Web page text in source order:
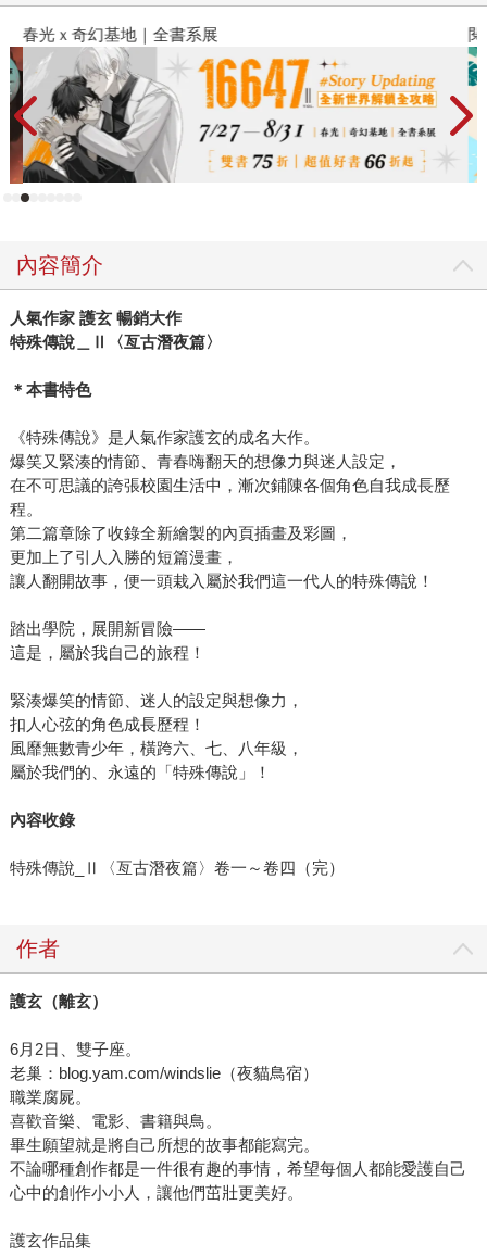
春光ｘ奇幻基地｜全書系展
內容簡介
人氣作家 護玄 暢銷大作
特殊傳說＿Ⅱ〈亙古潛夜篇〉
＊本書特色
《特殊傳說》是人氣作家護玄的成名大作。
爆笑又緊湊的情節、青春嗨翻天的想像力與迷人設定，
在不可思議的誇張校園生活中，漸次鋪陳各個角色自我成長歷
程。
第二篇章除了收錄全新繪製的內頁插畫及彩圖，
更加上了引人入勝的短篇漫畫，
讓人翻開故事，便一頭栽入屬於我們這一代人的特殊傳說！
踏出學院，展開新冒險——
這是，屬於我自己的旅程！
緊湊爆笑的情節、迷人的設定與想像力，
扣人心弦的角色成長歷程！
風靡無數青少年，橫跨六、七、八年級，
屬於我們的、永遠的「特殊傳說」！
內容收錄
特殊傳說_Ⅱ〈亙古潛夜篇〉卷一～卷四（完）
作者
護玄（離玄）
6月2日、雙子座。
老巢：blog.yam.com/windslie（夜貓鳥宿）
職業腐屍。
喜歡音樂、電影、書籍與鳥。
畢生願望就是將自己所想的故事都能寫完。
不論哪種創作都是一件很有趣的事情，希望每個人都能愛護自己
心中的創作小小人，讓他們茁壯更美好。
護玄作品集